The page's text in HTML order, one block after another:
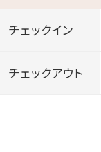
【車-約5分-】オ
【車-約10分-】ス
チェックイン
チェックアウト